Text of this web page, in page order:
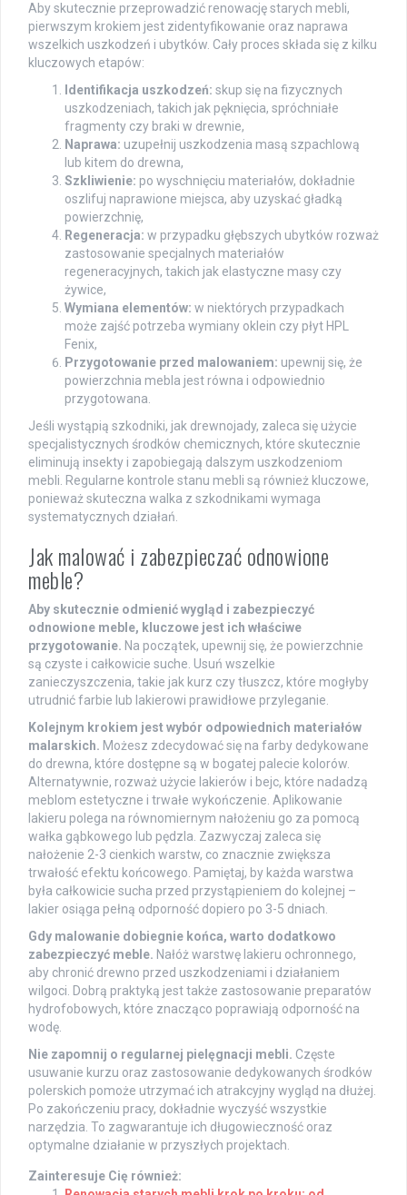
Aby skutecznie przeprowadzić renowację starych mebli,
pierwszym krokiem jest zidentyfikowanie oraz naprawa
wszelkich uszkodzeń i ubytków. Cały proces składa się z kilku
kluczowych etapów:
Identifikacja uszkodzeń: skup się na fizycznych
uszkodzeniach, takich jak pęknięcia, spróchniałe
fragmenty czy braki w drewnie,
Naprawa: uzupełnij uszkodzenia masą szpachlową
lub kitem do drewna,
Szkliwienie: po wyschnięciu materiałów, dokładnie
oszlifuj naprawione miejsca, aby uzyskać gładką
powierzchnię,
Regeneracja: w przypadku głębszych ubytków rozważ
zastosowanie specjalnych materiałów
regeneracyjnych, takich jak elastyczne masy czy
żywice,
Wymiana elementów: w niektórych przypadkach
może zajść potrzeba wymiany oklein czy płyt HPL
Fenix,
Przygotowanie przed malowaniem: upewnij się, że
powierzchnia mebla jest równa i odpowiednio
przygotowana.
Jeśli wystąpią szkodniki, jak drewnojady, zaleca się użycie
specjalistycznych środków chemicznych, które skutecznie
eliminują insekty i zapobiegają dalszym uszkodzeniom
mebli. Regularne kontrole stanu mebli są również kluczowe,
ponieważ skuteczna walka z szkodnikami wymaga
systematycznych działań.
Jak malować i zabezpieczać odnowione
meble?
Aby skutecznie odmienić wygląd i zabezpieczyć
odnowione meble, kluczowe jest ich właściwe
przygotowanie. Na początek, upewnij się, że powierzchnie
są czyste i całkowicie suche. Usuń wszelkie
zanieczyszczenia, takie jak kurz czy tłuszcz, które mogłyby
utrudnić farbie lub lakierowi prawidłowe przyleganie.
Kolejnym krokiem jest wybór odpowiednich materiałów
malarskich. Możesz zdecydować się na farby dedykowane
do drewna, które dostępne są w bogatej palecie kolorów.
Alternatywnie, rozważ użycie lakierów i bejc, które nadadzą
meblom estetyczne i trwałe wykończenie. Aplikowanie
lakieru polega na równomiernym nałożeniu go za pomocą
wałka gąbkowego lub pędzla. Zazwyczaj zaleca się
nałożenie 2-3 cienkich warstw, co znacznie zwiększa
trwałość efektu końcowego. Pamiętaj, by każda warstwa
była całkowicie sucha przed przystąpieniem do kolejnej –
lakier osiąga pełną odporność dopiero po 3-5 dniach.
Gdy malowanie dobiegnie końca, warto dodatkowo
zabezpieczyć meble. Nałóż warstwę lakieru ochronnego,
aby chronić drewno przed uszkodzeniami i działaniem
wilgoci. Dobrą praktyką jest także zastosowanie preparatów
hydrofobowych, które znacząco poprawiają odporność na
wodę.
Nie zapomnij o regularnej pielęgnacji mebli. Częste
usuwanie kurzu oraz zastosowanie dedykowanych środków
polerskich pomoże utrzymać ich atrakcyjny wygląd na dłużej.
Po zakończeniu pracy, dokładnie wyczyść wszystkie
narzędzia. To zagwarantuje ich długowieczność oraz
optymalne działanie w przyszłych projektach.
Zainteresuje Cię również: